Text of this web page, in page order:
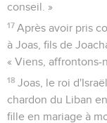
conseil. »
17 Après avoir pris
à Joas, fils de
« Viens, affrontons-
18 Joas, le roi
chardon du Liban
fille en mariage à